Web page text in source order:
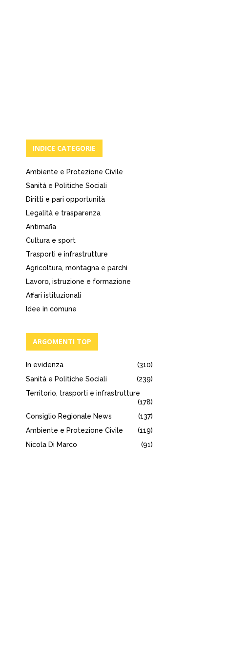
INDICE CATEGORIE
Ambiente e Protezione Civile
Sanità e Politiche Sociali
Diritti e pari opportunità
Legalità e trasparenza
Antimafia
Cultura e sport
Trasporti e infrastrutture
Agricoltura, montagna e parchi
Lavoro, istruzione e formazione
Affari istituzionali
Idee in comune
ARGOMENTI TOP
In evidenza
(310)
Sanità e Politiche Sociali
(239)
Territorio, trasporti e infrastrutture
(178)
Consiglio Regionale News
(137)
Ambiente e Protezione Civile
(119)
Nicola Di Marco
(91)